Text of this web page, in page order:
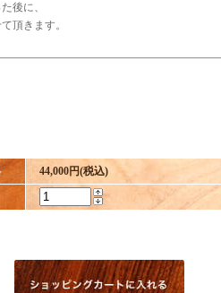
後に、
頂きます。
44,000円(税込)